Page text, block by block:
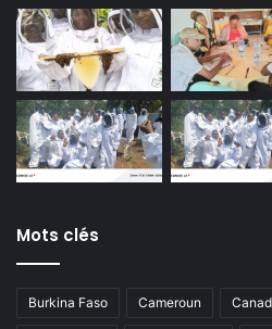
Mots clés
Burkina Faso Cameroun